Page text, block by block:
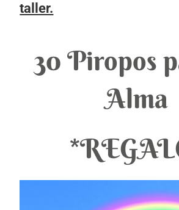
taller.
30 Piropos
Alma